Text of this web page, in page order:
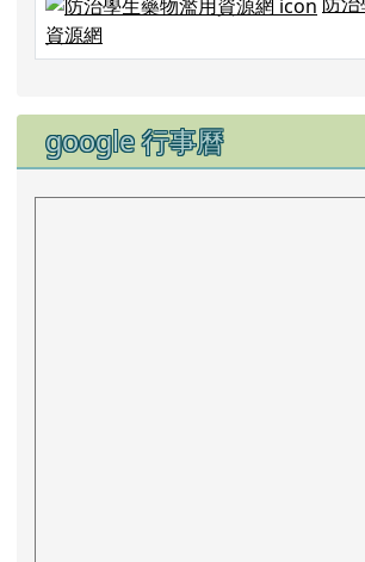
資源網
google 行事曆